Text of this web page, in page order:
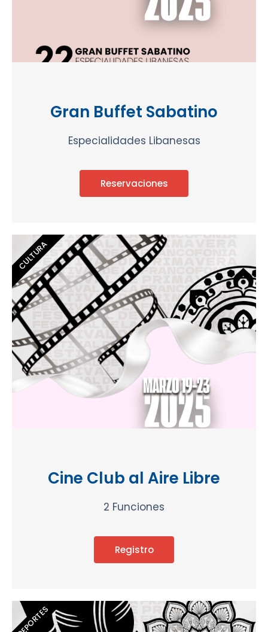
Gran Buffet Sabatino
Especialidades Libanesas
Reservaciones
CULTURA
Cine Club al Aire Libre
2 Funciones
Registro
DEPORTES